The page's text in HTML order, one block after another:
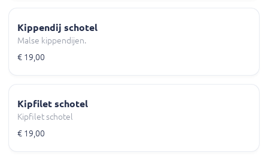
Kippendij schotel
Malse kippendijen.
€ 19,00
Kipfilet schotel
Kipfilet schotel
€ 19,00